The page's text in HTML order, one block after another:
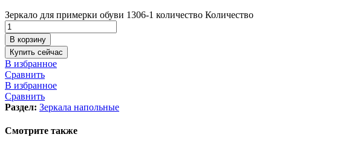
Зеркало для примерки обуви 1306-1 количество Количество
В корзину
Купить сейчас
В избранное
Сравнить
В избранное
Сравнить
Раздел: Зеркала напольные
Смотрите также